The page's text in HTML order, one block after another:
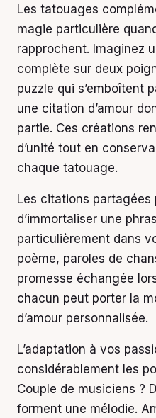
Les tatouages
magie particulière
rapprochent. Imaginez
complète sur deux
puzzle qui s’emboîtent
une citation d’amour
partie. Ces créations
d’unité tout en
chaque tatouage.
Les citations partagées
d’immortaliser une
particulièrement dans
poème, paroles de
promesse échangée
chacun peut porter la
d’amour personnalisée.
L’adaptation à vos
considérablement les
Couple de musiciens ?
forment une mélodie.